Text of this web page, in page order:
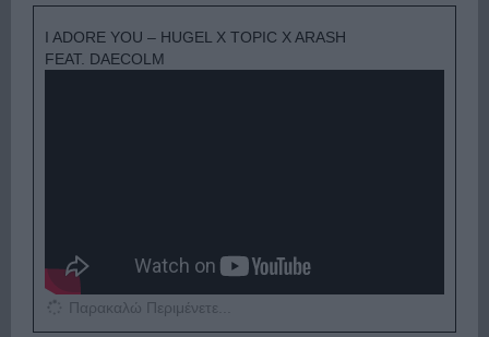
I ADORE YOU – HUGEL X TOPIC X ARASH
FEAT. DAECOLM
Παρακαλώ Περιμένετε...